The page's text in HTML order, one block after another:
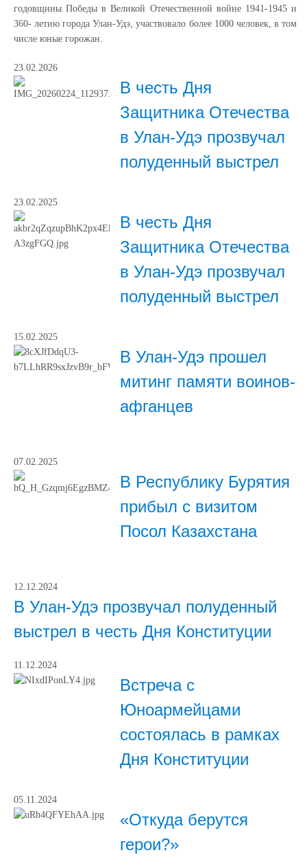
годовщины Победы в Великой Отечественной войне 1941-1945 и
360- летию города Улан-Удэ, участвовало более 1000 человек, в том
числе юные горожан.
23.02.2026
В честь Дня
Защитника Отечества
в Улан-Удэ прозвучал
полуденный выстрел
23.02.2025
В честь Дня
Защитника Отечества
в Улан-Удэ прозвучал
полуденный выстрел
15.02.2025
В Улан-Удэ прошел
митинг памяти воинов-
афганцев
07.02.2025
В Республику Бурятия
прибыл с визитом
Посол Казахстана
12.12.2024
В Улан-Удэ прозвучал полуденный
выстрел в честь Дня Конституции
11.12.2024
Встреча с
Юноармейцами
состоялась в рамках
Дня Конституции
05.11.2024
«Откуда берутся
герои?»